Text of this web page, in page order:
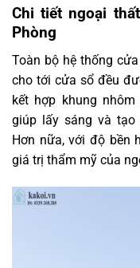
Chi tiết ngoại
Phòng
Toàn bộ hệ thống
cho tới cửa sổ đều
kết hợp khung
giúp lấy sáng và tạo
Hơn nữa, với độ bền
giá trị thẩm mỹ của